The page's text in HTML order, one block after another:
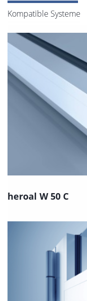
Kompatible Systeme
heroal W 50 C